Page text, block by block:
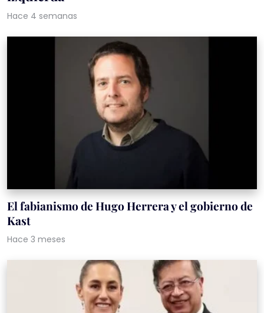
Hace 4 semanas
El fabianismo de Hugo Herrera y el gobierno de
Kast
Hace 3 meses